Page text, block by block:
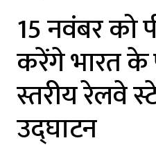
15 नवंबर को
करेंगे भारत के
स्तरीय रेलवे
उद्घाटन